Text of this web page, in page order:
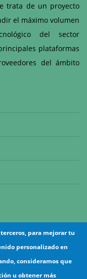
trata de un proyecto
el máximo volumen
del sector
plataformas
del ámbito
para mejorar tu
personalizado en
consideramos que
u obtener más